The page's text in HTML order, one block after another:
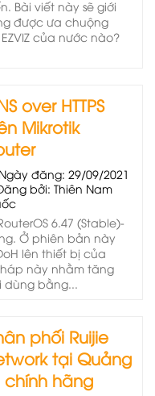
Bài viết này sẽ giới
được ưa chuộng
của nước nào?
over HTTPS
Mikrotik
Ngày đăng: 29/09/2021
bởi: Thiên Nam
6.47 (Stable)-
Ở phiên bản này
lên thiết bị của
này nhằm tăng
bằng...
phối Ruijie
tại Quảng
chính hãng